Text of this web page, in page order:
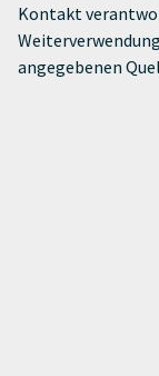
Kontakt
angegebenen